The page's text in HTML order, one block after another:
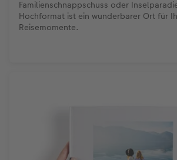
Familienschnappschuss oder
Hochformat ist ein wunderbarer Ort für
Reisemomente.